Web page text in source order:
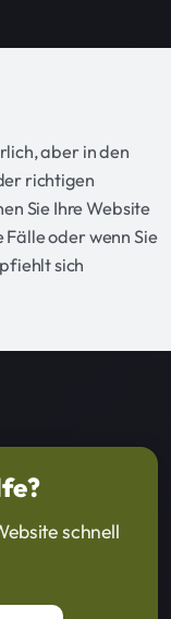
aber in den
richtigen
Sie Ihre Website
oder wenn Sie
sich
schnell